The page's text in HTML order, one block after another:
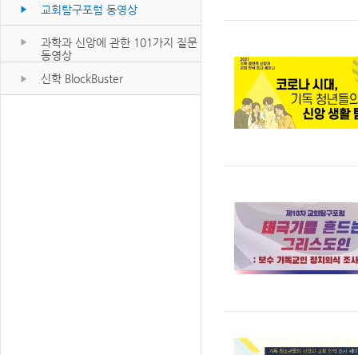
교회탐구포럼 동영상
과학과 신앙에 관한 101가지 질문
동영상
신학 BlockBuster